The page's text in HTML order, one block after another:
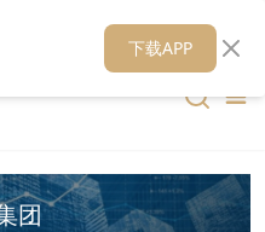
财华媒体矩阵 财华智库
团
下载APP